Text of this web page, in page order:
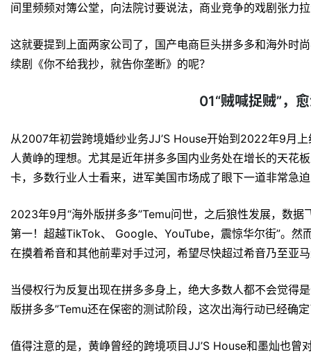
间里频频对簿公堂，向法院讨要说法，商业竞争的戏剧张力
这就要提到上面两家公司了，国产电商巨头拼多多和海外时
续剧《你不给我抄，就告你垄断》的呢？
01“贼喊捉贼”，
从2007年初尝跨境婚纱业务JJ’S House开始到2022年9月
人黄峥的理想。尤其是近年拼多多国内业务处在增长的天花
卡，多数行业人士看来，进军美国市场成了眼下一道非常急
2023年9月“海外版拼多多”Temu问世，之后狼性发展，数
第一！超越TikTok、 Google、YouTube，震惊华尔街”。然
在摸着希音和其他前辈对手过河，希望尽快超过希音乃至亚
当侵权行为反复出现在拼多多身上，绝大多数人都不会觉得
版拼多多”Temu还在保密的测试阶段，这次出海行动已经确
值得注意的是，黄峥曾经的跨境项目JJ’S House和墨灿也曾